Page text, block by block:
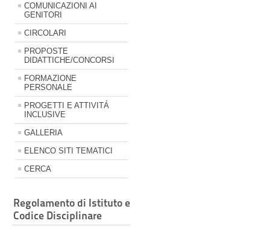
COMUNICAZIONI AI
GENITORI
CIRCOLARI
PROPOSTE
DIDATTICHE/CONCORSI
FORMAZIONE
PERSONALE
PROGETTI E ATTIVITÁ
INCLUSIVE
GALLERIA
ELENCO SITI TEMATICI
CERCA
Regolamento di Istituto e
Codice Disciplinare